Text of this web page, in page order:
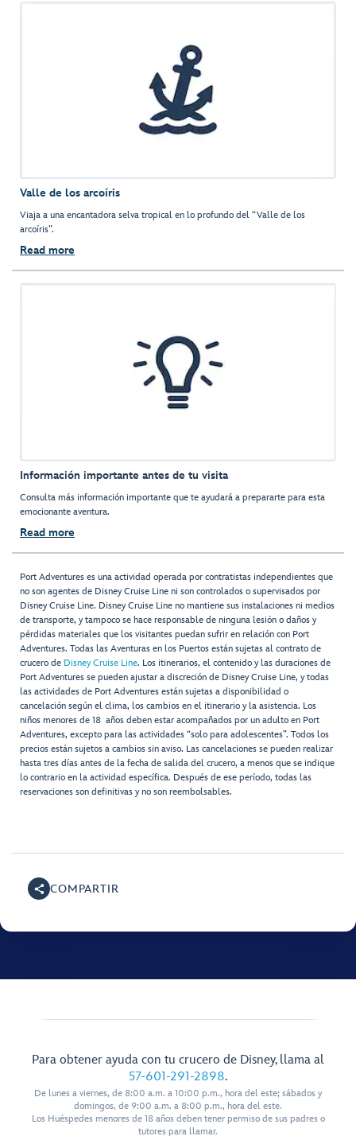
Valle de los arcoíris
Viaja a una encantadora selva tropical en lo profundo del “Valle de los
arcoíris”.
Read more
Información importante antes de tu visita
Consulta más información importante que te ayudará a prepararte para esta
emocionante aventura.
Read more
Port Adventures es una actividad operada por contratistas independientes que
no son agentes de Disney Cruise Line ni son controlados o supervisados por
Disney Cruise Line. Disney Cruise Line no mantiene sus instalaciones ni medios
de transporte, y tampoco se hace responsable de ninguna lesión o daños y
pérdidas materiales que los visitantes puedan sufrir en relación con Port
Adventures. Todas las Aventuras en los Puertos están sujetas al contrato de
crucero de Disney Cruise Line. Los itinerarios, el contenido y las duraciones de
Port Adventures se pueden ajustar a discreción de Disney Cruise Line, y todas
las actividades de Port Adventures están sujetas a disponibilidad o
cancelación según el clima, los cambios en el itinerario y la asistencia. Los
niños menores de 18 años deben estar acompañados por un adulto en Port
Adventures, excepto para las actividades “solo para adolescentes”. Todos los
precios están sujetos a cambios sin aviso. Las cancelaciones se pueden realizar
hasta tres días antes de la fecha de salida del crucero, a menos que se indique
lo contrario en la actividad específica. Después de ese período, todas las
reservaciones son definitivas y no son reembolsables.
COMPARTIR
Para obtener ayuda con tu crucero de Disney, llama al
57-601-291-2898.
De lunes a viernes, de 8:00 a.m. a 10:00 p.m., hora del este; sábados y
domingos, de 9:00 a.m. a 8:00 p.m., hora del este.
Los Huéspedes menores de 18 años deben tener permiso de sus padres o
tutores para llamar.